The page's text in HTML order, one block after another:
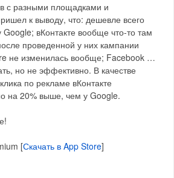
с разными площадками и
к выводу, что: дешевле всего
вКонтакте вообще что-то там
проведенной у них кампании
не изменилась вообще; Facebook …
но не эффективно. В качестве
по рекламе вКонтакте
на 20% выше, чем у Google.
[Скачать в App Store]